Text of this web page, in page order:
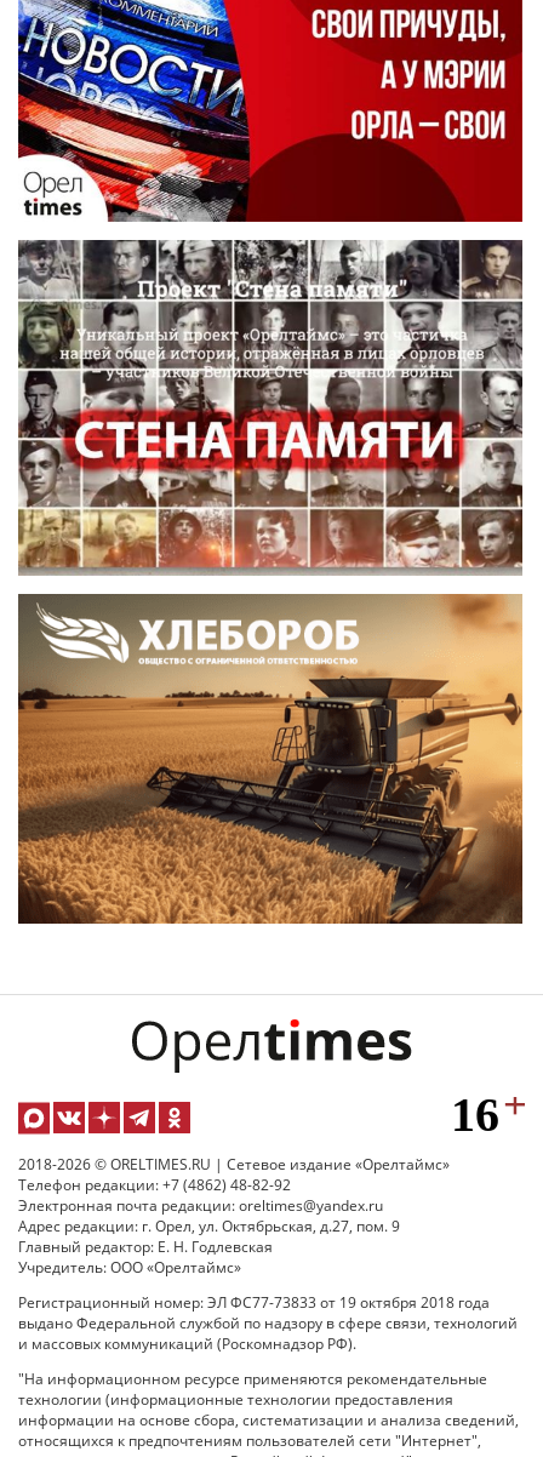
2018-2026 © ORELTIMES.RU | Сетевое издание «Орелтаймс»
Телефон редакции: +7 (4862) 48-82-92
Электронная почта редакции: oreltimes@yandex.ru
Адрес редакции: г. Орел, ул. Октябрьская, д.27, пом. 9
Главный редактор: Е. Н. Годлевская
Учредитель: ООО «Орелтаймс»
Регистрационный номер: ЭЛ ФС77-73833 от 19 октября 2018 года
выдано Федеральной службой по надзору в сфере связи, технологий
и массовых коммуникаций (Роскомнадзор РФ).
"На информационном ресурсе применяются рекомендательные
технологии (информационные технологии предоставления
информации на основе сбора, систематизации и анализа сведений,
относящихся к предпочтениям пользователей сети "Интернет",